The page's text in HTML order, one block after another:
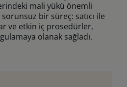
mali yükü önemli
bir süreç: satıcı ile
ve etkin iç prosedürler,
olanak sağladı.